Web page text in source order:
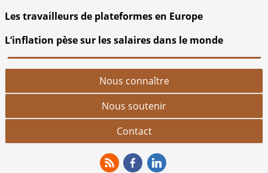
Les travailleurs de plateformes en Europe
L’inflation pèse sur les salaires dans le monde
Nous connaître
Nous soutenir
Contact